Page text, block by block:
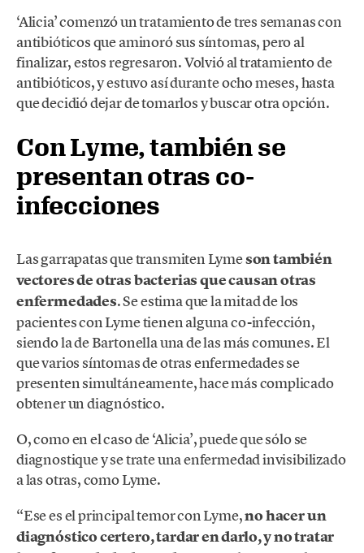
‘Alicia’ comenzó un tratamiento de tres semanas con
antibióticos que aminoró sus síntomas, pero al
finalizar, estos regresaron. Volvió al tratamiento de
antibióticos, y estuvo así durante ocho meses, hasta
que decidió dejar de tomarlos y buscar otra opción.
Con Lyme, también se
presentan otras co-
infecciones
Las garrapatas que transmiten Lymeson también
vectores de otras bacterias que causan otras
enfermedades. Se estima que la mitad de los
pacientes con Lyme tienen alguna co-infección,
siendo la de Bartonella una de las más comunes. El
que varios síntomas de otras enfermedades se
presenten simultáneamente, hace más complicado
obtener un diagnóstico.
O, como en el caso de ‘Alicia’, puede que sólo se
diagnostique y se trate una enfermedad invisibilizado
a las otras, como Lyme.
“Ese es el principal temor con Lyme,no hacer un
diagnóstico certero, tardar en darlo, y no tratar